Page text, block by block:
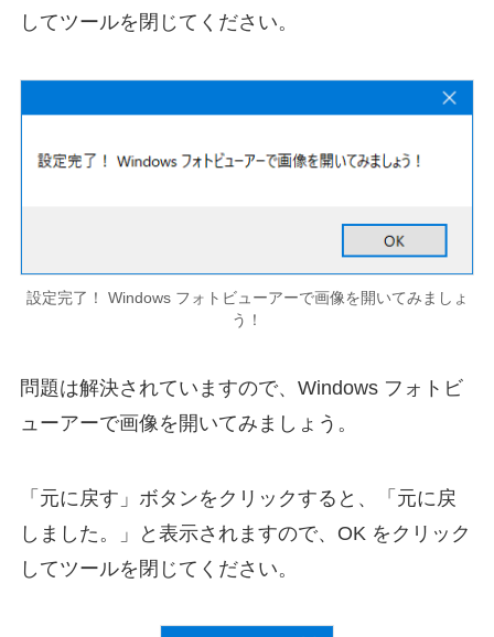
してツールを閉じてください。
設定完了！ Windows フォトビューアーで画像を開いてみましょ
う！
問題は解決されていますので、Windows フォトビ
ューアーで画像を開いてみましょう。
「元に戻す」ボタンをクリックすると、「元に戻
しました。」と表示されますので、OK をクリック
してツールを閉じてください。